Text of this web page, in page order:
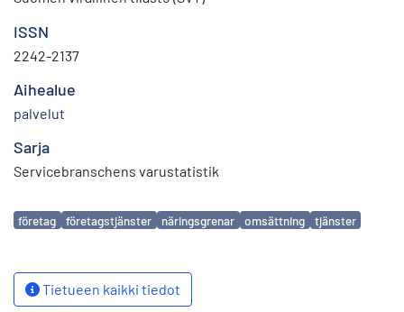
ISSN
2242-2137
Aihealue
palvelut
Sarja
Servicebranschens varustatistik
Avainsanat
företag företagstjänster näringsgrenar omsättning tjänster
Tietueen kaikki tiedot